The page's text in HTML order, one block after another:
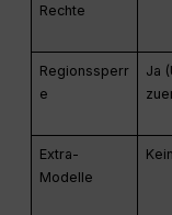
Rechte
Regionssperr
e
Ja
Extra-
Modelle